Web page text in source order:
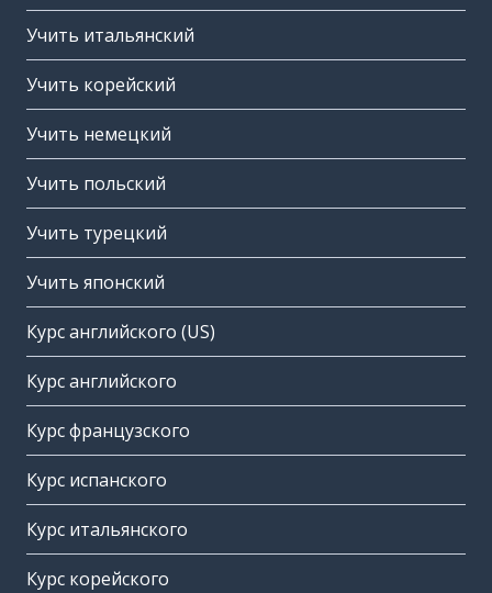
Учить итальянский
Учить корейский
Учить немецкий
Учить польский
Учить турецкий
Учить японский
Курс английского (US)
Курс английского
Курс французского
Курс испанского
Курс итальянского
Курс корейского